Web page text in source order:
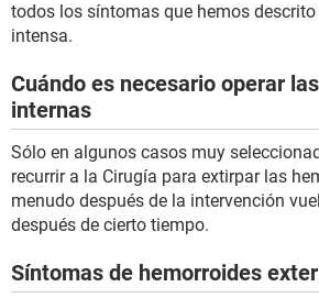
todos los síntomas que hemos
intensa.
Cuándo es necesario operar
internas
Sólo en algunos casos muy
recurrir a la Cirugía para extirpar las
menudo después de la intervención
después de cierto tiempo.
Síntomas de hemorroides